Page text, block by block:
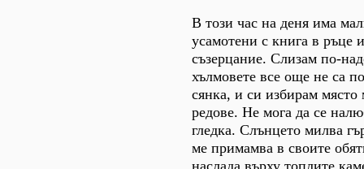
В този час на деня има
усамотени с книга в ръце
съзерцание. Слизам по-
хълмовете все още не са
сянка, и си избирам място
редове. Не мога да се
гледка. Слънцето милва
ме примамва в своите
наслада върху топлите